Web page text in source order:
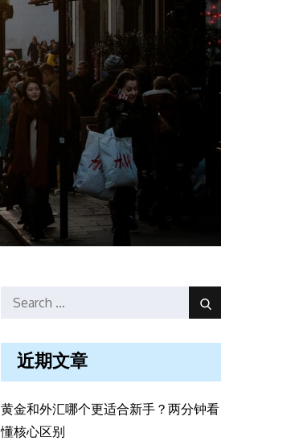
Search
Search
近期文章
黄金和外汇哪个更适合新手？两分钟看
懂核心区别